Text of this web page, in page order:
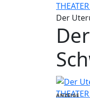
Der
ANZEIGE